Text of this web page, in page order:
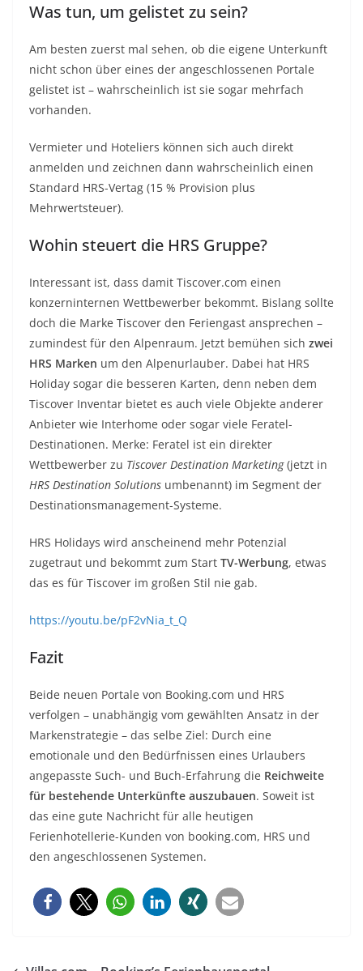
Was tun, um gelistet zu sein?
Am besten zuerst mal sehen, ob die eigene Unterkunft
nicht schon über eines der angeschlossenen Portale
gelistet ist – wahrscheinlich ist sie sogar mehrfach
vorhanden.
Vermieter und Hoteliers können sich auch direkt
anmelden und zeichnen dann wahrscheinlich einen
Standard HRS-Vertag (15 % Provision plus
Mehrwertsteuer).
Wohin steuert die HRS Gruppe?
Interessant ist, dass damit Tiscover.com einen
konzerninternen Wettbewerber bekommt. Bislang sollte
doch die Marke Tiscover den Feriengast ansprechen –
zumindest für den Alpenraum. Jetzt bemühen sich zwei
HRS Marken um den Alpenurlauber. Dabei hat HRS
Holiday sogar die besseren Karten, denn neben dem
Tiscover Inventar bietet es auch viele Objekte anderer
Anbieter wie Interhome oder sogar viele Feratel-
Destinationen. Merke: Feratel ist ein direkter
Wettbewerber zu Tiscover Destination Marketing(jetzt in
HRS Destination Solutions umbenannt) im Segment der
Destinationsmanagement-Systeme.
HRS Holidays wird anscheinend mehr Potenzial
zugetraut und bekommt zum Start TV-Werbung, etwas
das es für Tiscover im großen Stil nie gab.
https://youtu.be/pF2vNia_t_Q
Fazit
Beide neuen Portale von Booking.com und HRS
verfolgen – unabhängig vom gewählten Ansatz in der
Markenstrategie – das selbe Ziel: Durch eine
emotionale und den Bedürfnissen eines Urlaubers
angepasste Such- und Buch-Erfahrung die Reichweite
für bestehende Unterkünfte auszubauen. Soweit ist
das eine gute Nachricht für alle heutigen
Ferienhotellerie-Kunden von booking.com, HRS und
den angeschlossenen Systemen.